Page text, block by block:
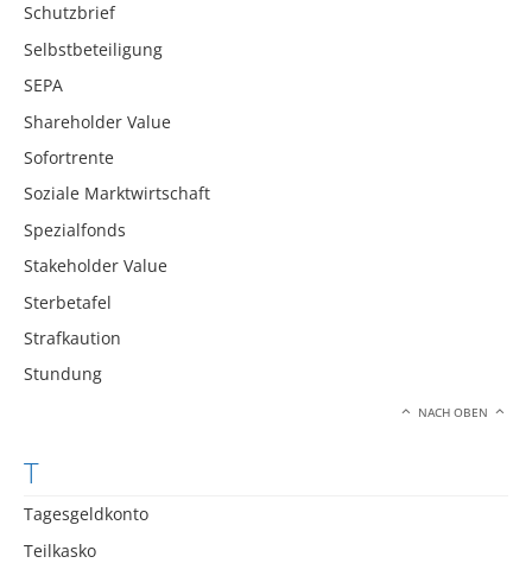
Schutzbrief
Selbstbeteiligung
SEPA
Shareholder Value
Sofortrente
Soziale Marktwirtschaft
Spezialfonds
Stakeholder Value
Sterbetafel
Strafkaution
Stundung
NACH OBEN
T
Tagesgeldkonto
Teilkasko